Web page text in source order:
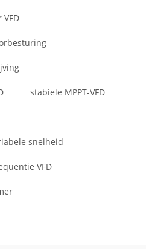
stabiele MPPT-VFD
snelheid
VFD